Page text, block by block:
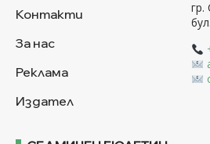
Контакти
За нас
Реклама
Издател
гр.